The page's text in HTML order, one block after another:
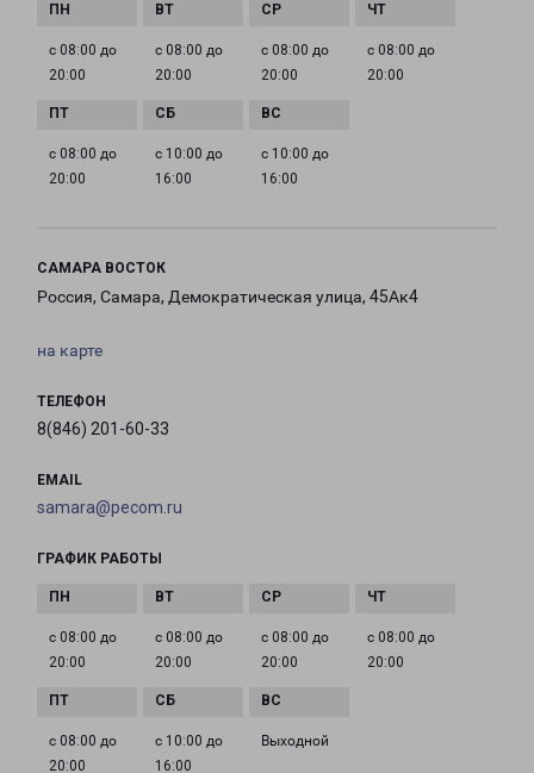
с 08:00 до
20:00
с 08:00 до
20:00
с 08:00 до
20:00
с 08:00 до
20:00
с 08:00 до
20:00
с 10:00 до
16:00
с 10:00 до
16:00
САМАРА ВОСТОК
Россия, Самара, Демократическая улица, 45Ак4
на карте
ТЕЛЕФОН
8(846) 201-60-33
EMAIL
samara@pecom.ru
ГРАФИК РАБОТЫ
с 08:00 до
20:00
с 08:00 до
20:00
с 08:00 до
20:00
с 08:00 до
20:00
с 08:00 до
20:00
с 10:00 до
16:00
Выходной